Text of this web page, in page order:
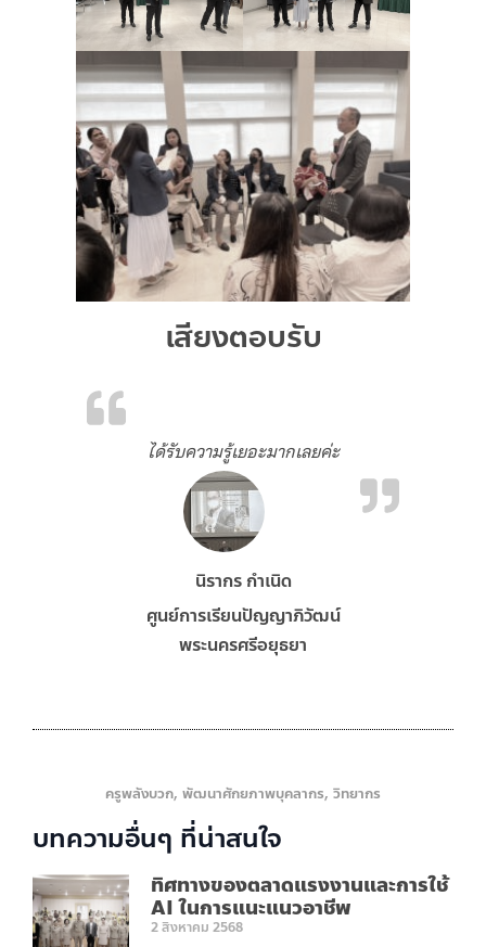
เสียงตอบรับ
ได้รับความรู้เยอะมากเลยค่ะ
นิรากร กำเนิด
ศูนย์การเรียนปัญญาภิวัฒน์
พระนครศรีอยุธยา
ครูพลังบวก, พัฒนาศักยภาพบุคลากร, วิทยากร
บทความอื่นๆ ที่น่าสนใจ
ทิศทางของตลาดแรงงานและการใช้
AI ในการแนะแนวอาชีพ
2 สิงหาคม 2568